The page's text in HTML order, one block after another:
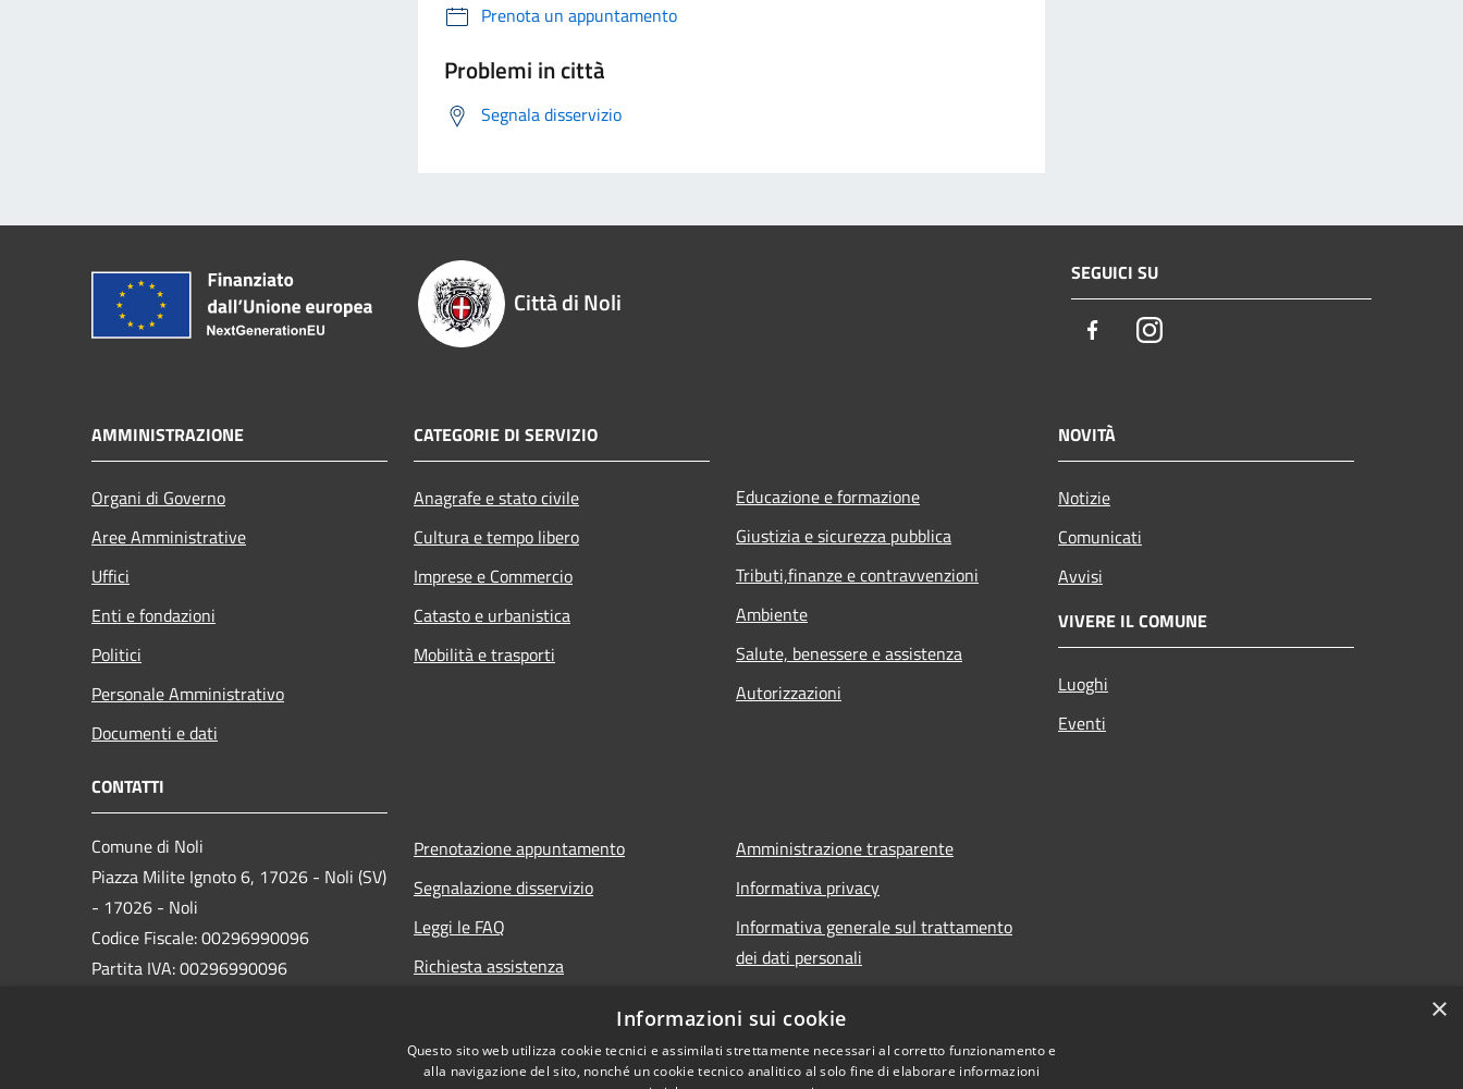
Prenota un appuntamento
Problemi in città
Segnala disservizio
Città di Noli
SEGUICI SU
FacebookInstagram
AMMINISTRAZIONE
Organi di Governo
Aree Amministrative
Uffici
Enti e fondazioni
Politici
Personale Amministrativo
Documenti e dati
CATEGORIE DI SERVIZIO
Anagrafe e stato civile
Cultura e tempo libero
Imprese e Commercio
Catasto e urbanistica
Mobilità e trasporti
Educazione e formazione
Giustizia e sicurezza pubblica
Tributi,finanze e contravvenzioni
Ambiente
Salute, benessere e assistenza
Autorizzazioni
NOVITÀ
Notizie
Comunicati
Avvisi
VIVERE IL COMUNE
Luoghi
Eventi
CONTATTI
Comune di Noli
Piazza Milite Ignoto 6, 17026 - Noli (SV)
- 17026 - Noli
Codice Fiscale: 00296990096
Partita IVA: 00296990096
Prenotazione appuntamento
Segnalazione disservizio
Leggi le FAQ
Richiesta assistenza
Amministrazione trasparente
Informativa privacy
Informativa generale sul trattamento
dei dati personali
×
Informazioni sui cookie
Questo sito web utilizza cookie tecnici e assimilati strettamente necessari al corretto funzionamento e
alla navigazione del sito, nonché un cookie tecnico analitico al solo fine di elaborare informazioni